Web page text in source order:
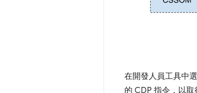
在開發人員工具中
的 CDP 指令，以